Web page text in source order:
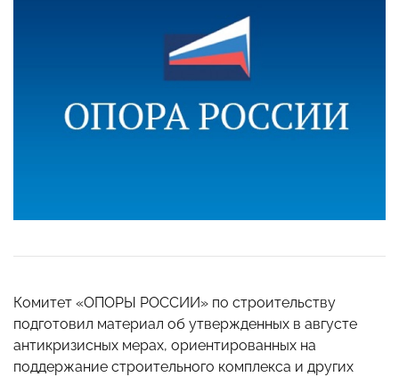
Комитет «ОПОРЫ РОССИИ» по строительству
подготовил материал об утвержденных в августе
антикризисных мерах, ориентированных на
поддержание строительного комплекса и других